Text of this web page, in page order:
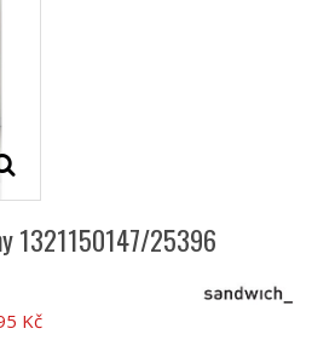
1321150147/25396
Kč